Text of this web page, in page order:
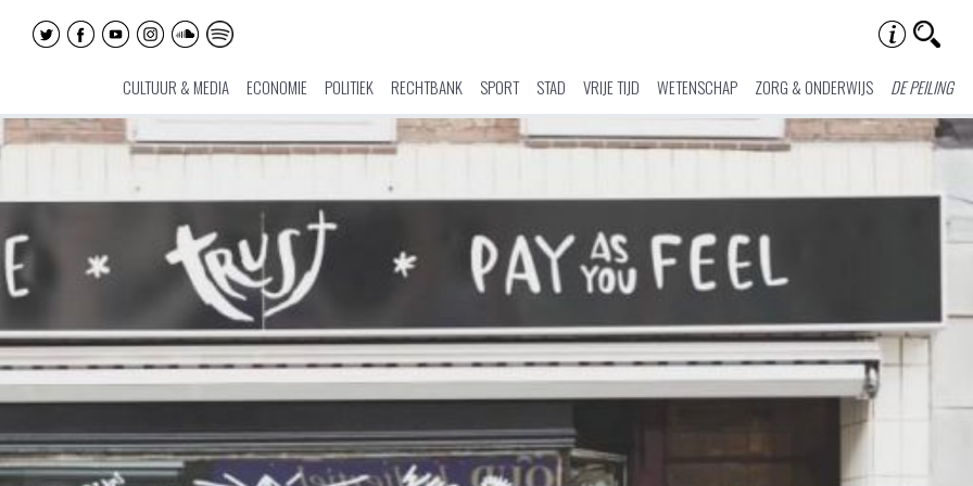
CULTUUR & MEDIA ECONOMIE POLITIEK RECHTBANK SPORT STAD VRIJE TIJD WETENSCHAP ZORG & ONDERWIJS DE PEILING